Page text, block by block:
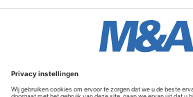
Service & Contact